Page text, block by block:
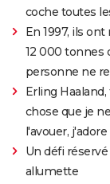
coche toutes
En 1997, ils
12 000 tonnes
personne ne
Erling
chose que je
l'avouer, j'adore
Un défi
allumette